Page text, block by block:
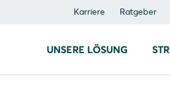
Karriere Ratgeber
UNSERE LÖSUNG